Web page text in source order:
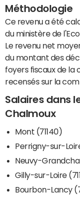
Méthodologie
Ce revenu a été
du ministère de
Le revenu net
du montant des
foyers fiscaux de la
recensés sur la
Salaires dans
Chalmoux
Mont (71140)
Perrigny-sur-
Neuvy-
Gilly-sur-Loire
Bourbon-Lancy